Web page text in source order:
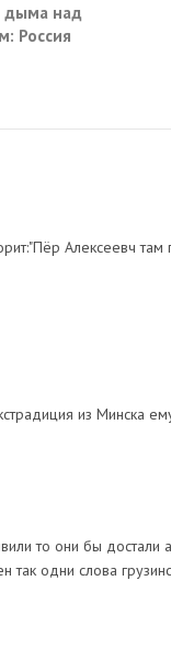
дыма над
Россия
Алексеевч там
из Минска
то они бы
одни слова